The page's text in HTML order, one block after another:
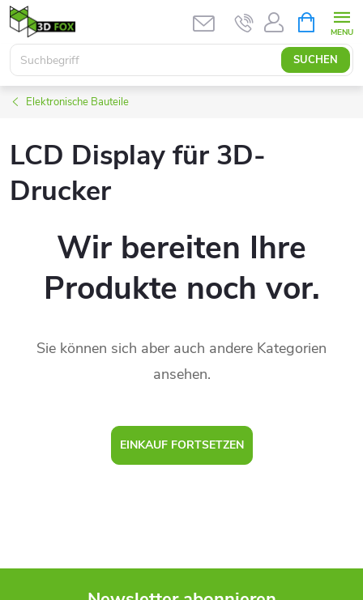
Zum
Inhalt
springen
SUCHEN
Elektronische Bauteile
LCD Display für 3D-
Drucker
Wir bereiten Ihre
Produkte noch vor.
Sie können sich aber auch andere Kategorien
ansehen.
EINKAUF FORTSETZEN